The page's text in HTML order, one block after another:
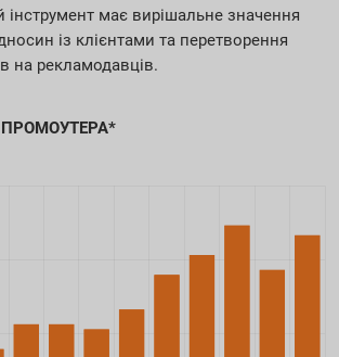
має вирішальне значення
із клієнтами та перетворення
на рекламодавців.